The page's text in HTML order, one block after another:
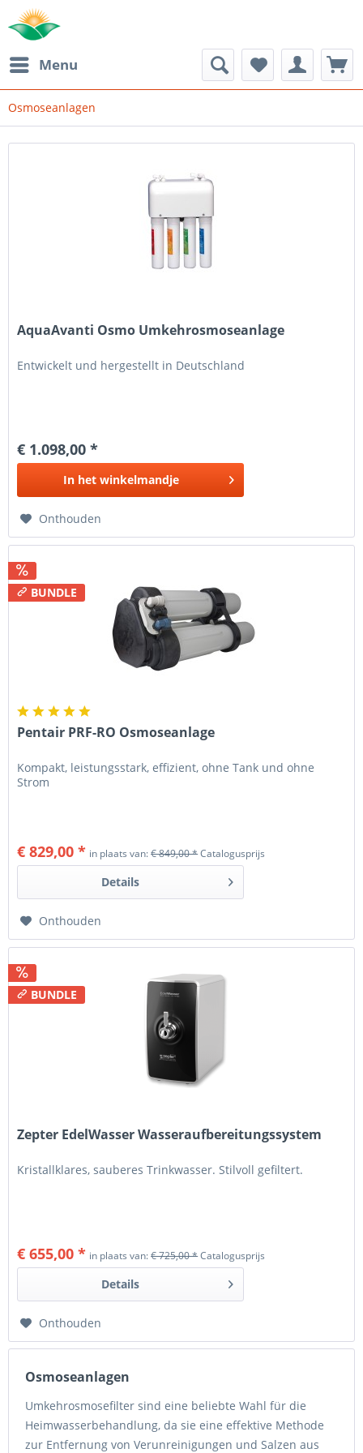
Menu
Osmoseanlagen
AquaAvanti Osmo Umkehrosmoseanlage
Entwickelt und hergestellt in Deutschland
€ 1.098,00 *
In het winkelmandje
Onthouden
BUNDLE
Pentair PRF-RO Osmoseanlage
Kompakt, leistungsstark, effizient, ohne Tank und ohne
Strom
€ 829,00 * in plaats van:€ 849,00 *Catalogusprijs
Details
Onthouden
BUNDLE
Zepter EdelWasser Wasseraufbereitungssystem
Kristallklares, sauberes Trinkwasser. Stilvoll gefiltert.
€ 655,00 * in plaats van:€ 725,00 *Catalogusprijs
Details
Onthouden
Osmoseanlagen
Umkehrosmosefilter sind eine beliebte Wahl für die
Heimwasserbehandlung, da sie eine effektive Methode
zur Entfernung von Verunreinigungen und Salzen aus